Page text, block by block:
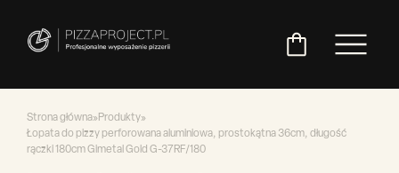
Strona główna»Produkty»
Łopata do pizzy perforowana aluminiowa, prostokątna 36cm, długość
rączki 180cm Gimetal Gold G-37RF/180